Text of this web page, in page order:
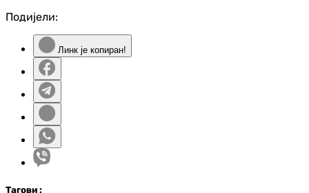
Подијели:
Линк је копиран!
Тагови :